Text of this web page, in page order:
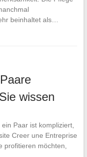
beinhaltet als…
wissen
Paar ist kompliziert,
Creer une Entreprise
profitieren möchten,